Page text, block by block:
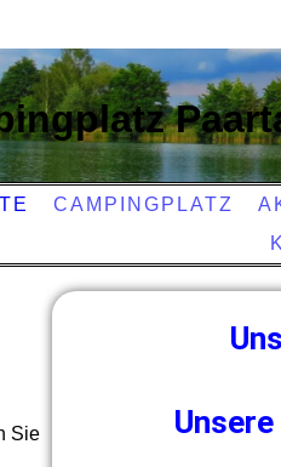
CAMPINGPLATZ
Sie